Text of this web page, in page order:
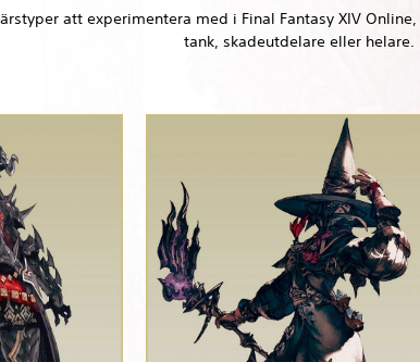
att experimentera med i Final Fantasy XIV
tank, skadeutdelare eller helare.